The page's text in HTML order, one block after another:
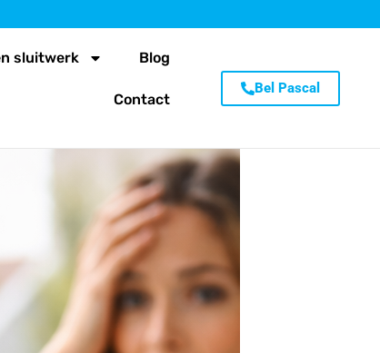
sluitwerk Blog
Contact
Bel Pascal